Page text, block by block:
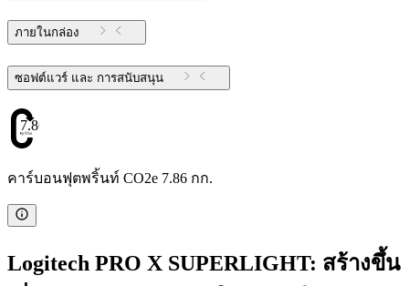
ภายในกล่อง
ซอฟต์แวร์ และ การสนับสนุน
7.86
คาร์บอนฟุตพริ้นท์ CO2e 7.86 กก.
Logitech PRO X SUPERLIGHT: สร้างขึ้น